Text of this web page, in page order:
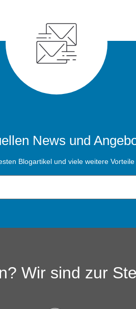
News und
Blogartikel und viele weitere
Wir sind zur